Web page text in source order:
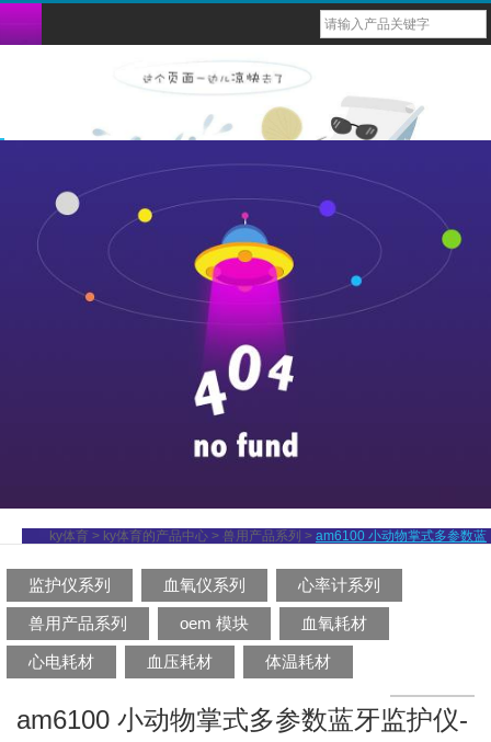
oled新款指夹蓝牙脉搏血氧仪
oled 指夹式脉搏血氧仪
lcd指夹式蓝牙血氧仪
lcd指夹式脉搏血氧仪
腕式蓝牙睡眠脉搏血氧仪
小动物台式多参蓝牙监护仪
小动物多参数蓝牙监护仪
重复性血氧传感器（探头）
血氧导联连接线
导联心电线
重复性血压袖带
ky体育 > ky体育的产品中心 > 兽用产品系列 > am6100 小动物掌式多参数蓝
牙监护仪
监护仪系列 血氧仪系列 心率计系列
兽用产品系列 oem 模块 血氧耗材
心电耗材 血压耗材 体温耗材
am6100 小动物掌式多参数蓝牙监护仪-